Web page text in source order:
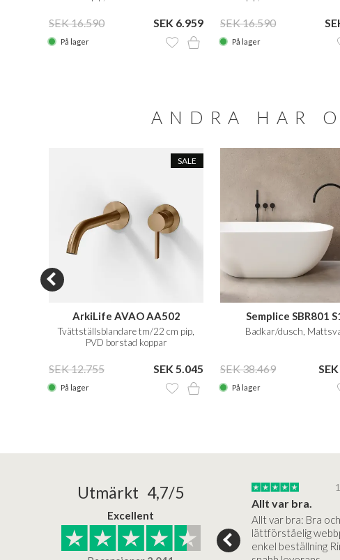
SEK 16.590 SEK 6.959
På lager
SEK 16.590
På lager
ANDRA HAR
SALE
ArkiLife AVAO AA502
Tvättställsblandare tm/22 cm pip,
PVD borstad koppar
SEK 12.755 SEK 5.045
På lager
Semplice SBR801
Badkar/dusch,
SEK 38.469
På lager
Utmärkt 4,7/5
Excellent
Bad og Stil
30/03/2025
Bad&stil var verkligen lätt att
arbeta med och tillmötesgick
våra kunders önskemål. Ett
Allt var bra.
Allt var bra: Bra och
lättförståelig
enkel beställning